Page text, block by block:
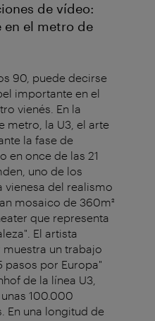
de vídeo:
en el metro de
90, puede decirse
importante en el
vienés. En la
metro, la U3, el arte
la fase de
en once de las 21
uno de los
vienesa del realismo
mosaico de 360m²
que representa
El artista
un trabajo
pasos por Europa"
de la línea U3,
100.000
En una longitud de